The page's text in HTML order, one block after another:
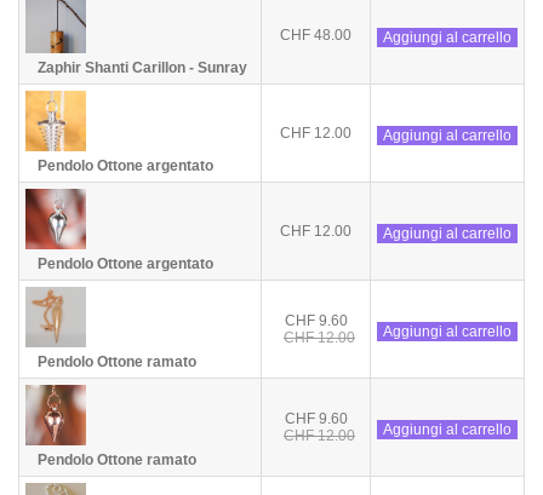
Zaphir Shanti Carillon - Sunray
CHF 48.00 Aggiungi al carrello
Pendolo Ottone argentato
CHF 12.00 Aggiungi al carrello
Pendolo Ottone argentato
CHF 12.00 Aggiungi al carrello
Pendolo Ottone ramato
CHF 9.60
CHF 12.00
Aggiungi al carrello
Pendolo Ottone ramato
CHF 9.60
CHF 12.00
Aggiungi al carrello